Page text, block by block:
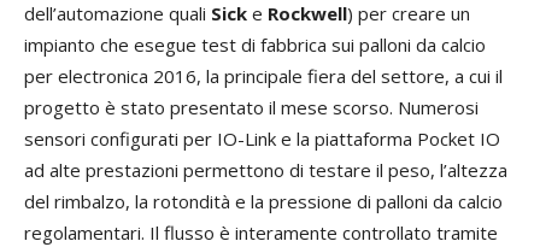
dell’automazione quali Sick e Rockwell) per creare un
impianto che esegue test di fabbrica sui palloni da calcio
per electronica 2016, la principale fiera del settore, a cui il
progetto è stato presentato il mese scorso. Numerosi
sensori configurati per IO-Link e la piattaforma Pocket IO
ad alte prestazioni permettono di testare il peso, l’altezza
del rimbalzo, la rotondità e la pressione di palloni da calcio
regolamentari. Il flusso è interamente controllato tramite